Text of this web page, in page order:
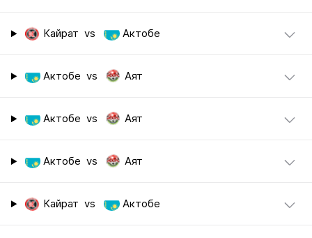
Кайрат vs Актобе
Актобе vs Аят
Актобе vs Аят
Актобе vs Аят
Кайрат vs Актобе